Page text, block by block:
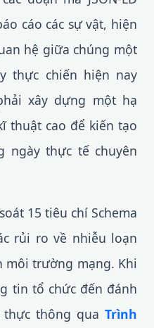
cáo các sự vật, hiện
hệ giữa chúng một
thực chiến hiện nay
xây dựng một hạ
thuật cao để kiến tạo
ngày thực tế chuyên
15 tiêu chí Schema
rủi ro về nhiễu loạn
trường mạng. Khi
tin tổ chức đến đánh
thực thông qua Trình